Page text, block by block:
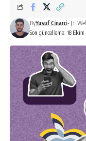
Son güncelleme: 18 Ekim
ByYusuf Cinarci- Jr.